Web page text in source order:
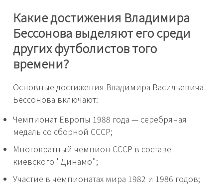
Какие достижения Владимира
Бессонова выделяют его среди
других футболистов того
времени?
Основные достижения Владимира Васильевича
Бессонова включают:
Чемпионат Европы 1988 года — серебряная
медаль со сборной СССР;
Многократный чемпион СССР в составе
киевского "Динамо";
Участие в чемпионатах мира 1982 и 1986 годов;